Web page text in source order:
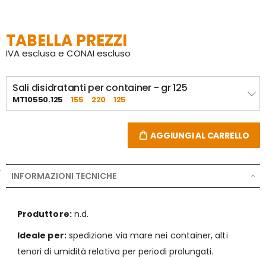
TABELLA PREZZI
IVA esclusa e CONAI escluso
Sali disidratanti per container - gr 125
MT10550.125 155 220 125
AGGIUNGI AL CARRELLO
INFORMAZIONI TECNICHE
Produttore:n.d.
Ideale per:spedizione via mare nei container, alti
tenori di umidità relativa per periodi prolungati.